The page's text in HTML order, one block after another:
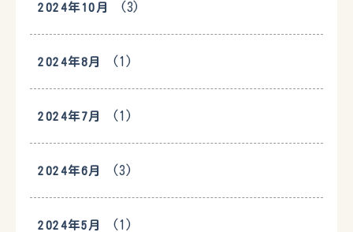
2024年10月 (3)
2024年8月 (1)
2024年7月 (1)
2024年6月 (3)
2024年5月 (1)